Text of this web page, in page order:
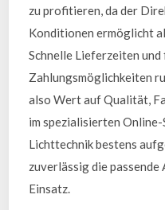
zu profitieren, da der
Konditionen ermöglicht
Schnelle Lieferzeiten
Zahlungsmöglichkeiten
also Wert auf Qualität,
im spezialisierten Online-
Lichttechnik bestens
zuverlässig die
Einsatz.